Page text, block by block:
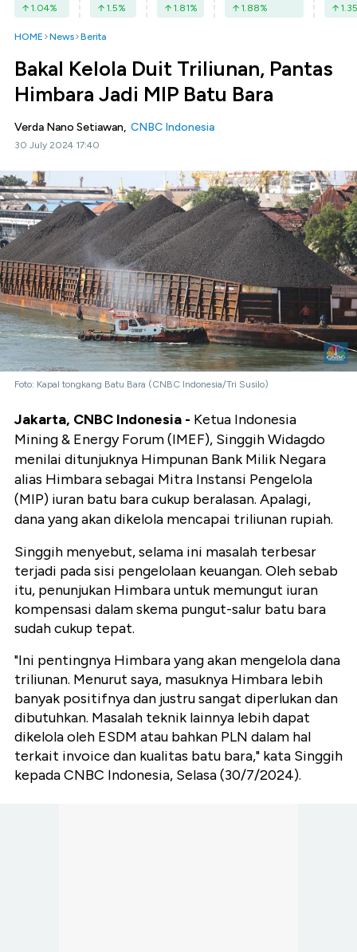
1.04% 1.5% 1.81% 1.88% 1.35
HOME News Berita
Bakal Kelola Duit Triliunan, Pantas
Himbara Jadi MIP Batu Bara
Verda Nano Setiawan, CNBC Indonesia
30 July 2024 17:40
Foto: Kapal tongkang Batu Bara (CNBC Indonesia/Tri Susilo)
Jakarta, CNBC Indonesia - Ketua Indonesia
Mining & Energy Forum (IMEF), Singgih Widagdo
menilai ditunjuknya Himpunan Bank Milik Negara
alias Himbara sebagai Mitra Instansi Pengelola
(MIP) iuran batu bara cukup beralasan. Apalagi,
dana yang akan dikelola mencapai triliunan rupiah.
Singgih menyebut, selama ini masalah terbesar
terjadi pada sisi pengelolaan keuangan. Oleh sebab
itu, penunjukan Himbara untuk memungut iuran
kompensasi dalam skema pungut-salur batu bara
sudah cukup tepat.
"Ini pentingnya Himbara yang akan mengelola dana
triliunan. Menurut saya, masuknya Himbara lebih
banyak positifnya dan justru sangat diperlukan dan
dibutuhkan. Masalah teknik lainnya lebih dapat
dikelola oleh ESDM atau bahkan PLN dalam hal
terkait invoice dan kualitas batu bara," kata Singgih
kepada CNBC Indonesia, Selasa (30/7/2024).